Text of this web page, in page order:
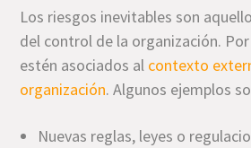
Los riesgos inevitables son
del control de la organización.
estén asociados al contexto
organización. Algunos ejemplos
Nuevas reglas, leyes o